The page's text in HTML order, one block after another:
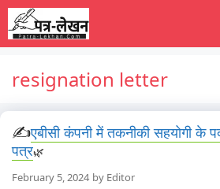
Skip
to
content
resignation letter
एबीसी कंपनी में तकनीकी सहयोगी के
पत्र
February 5, 2024 by Editor